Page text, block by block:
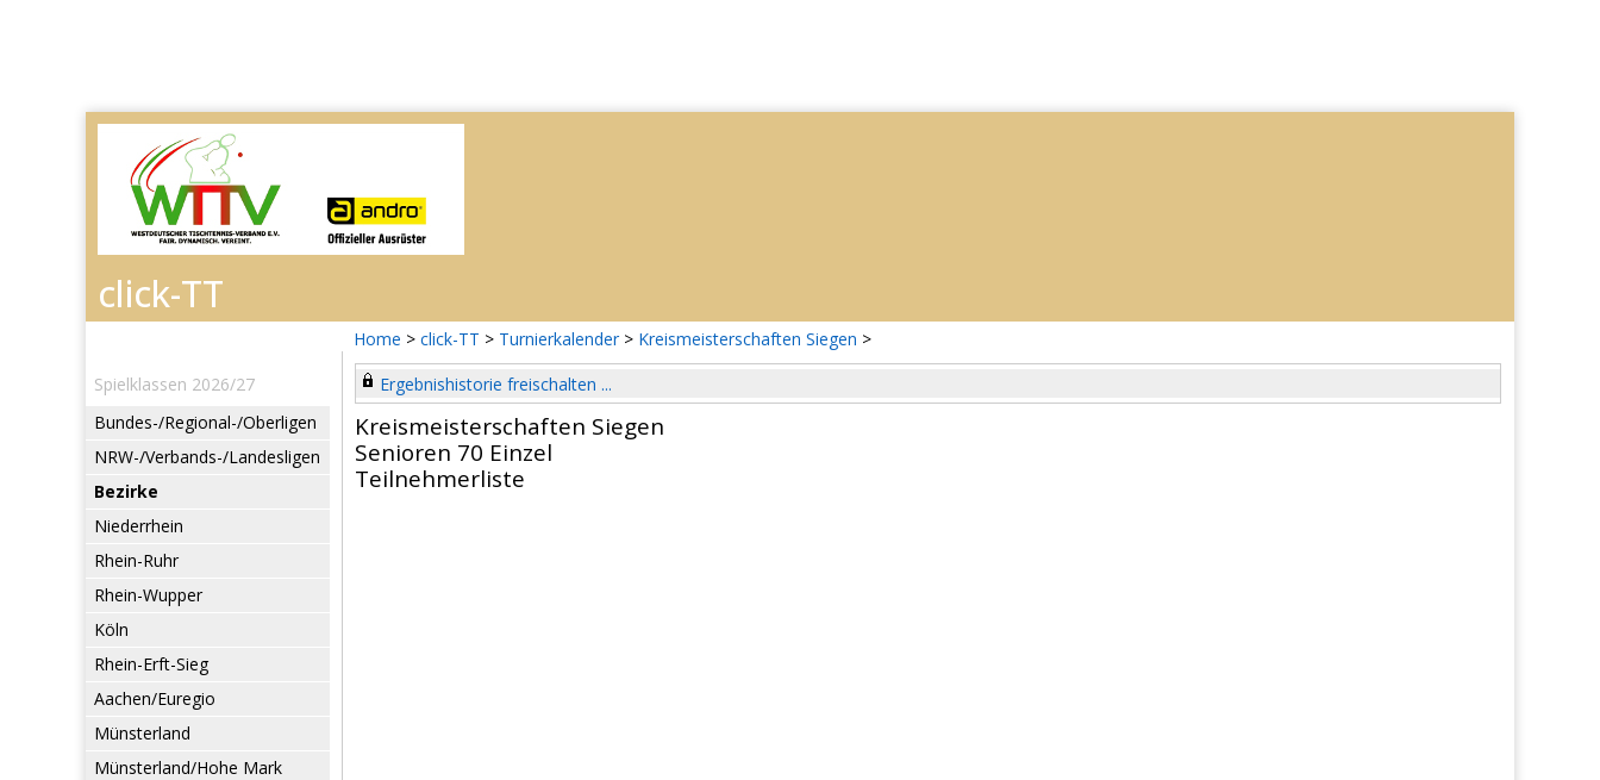
Home > click-TT > Turnierkalender > Kreismeisterschaften Siegen >
Spielklassen 2026/27
Bundes-/Regional-/Oberligen
NRW-/Verbands-/Landesligen
Bezirke
Niederrhein
Rhein-Ruhr
Rhein-Wupper
Köln
Rhein-Erft-Sieg
Aachen/Euregio
Münsterland
Münsterland/Hohe Mark
Ergebnishistorie freischalten ...
Kreismeisterschaften Siegen
Senioren 70 Einzel
Teilnehmerliste